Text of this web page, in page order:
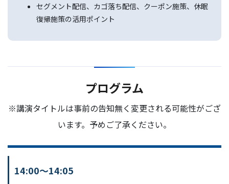
セグメント配信、カゴ落ち配信、クーポン施策、休眠
復帰施策の活用ポイント
プログラム
※講演タイトルは事前の告知無く変更される可能性がござ
います。予めご了承ください。
14:00〜14:05